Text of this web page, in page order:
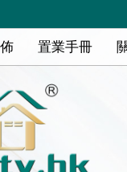
置業手冊